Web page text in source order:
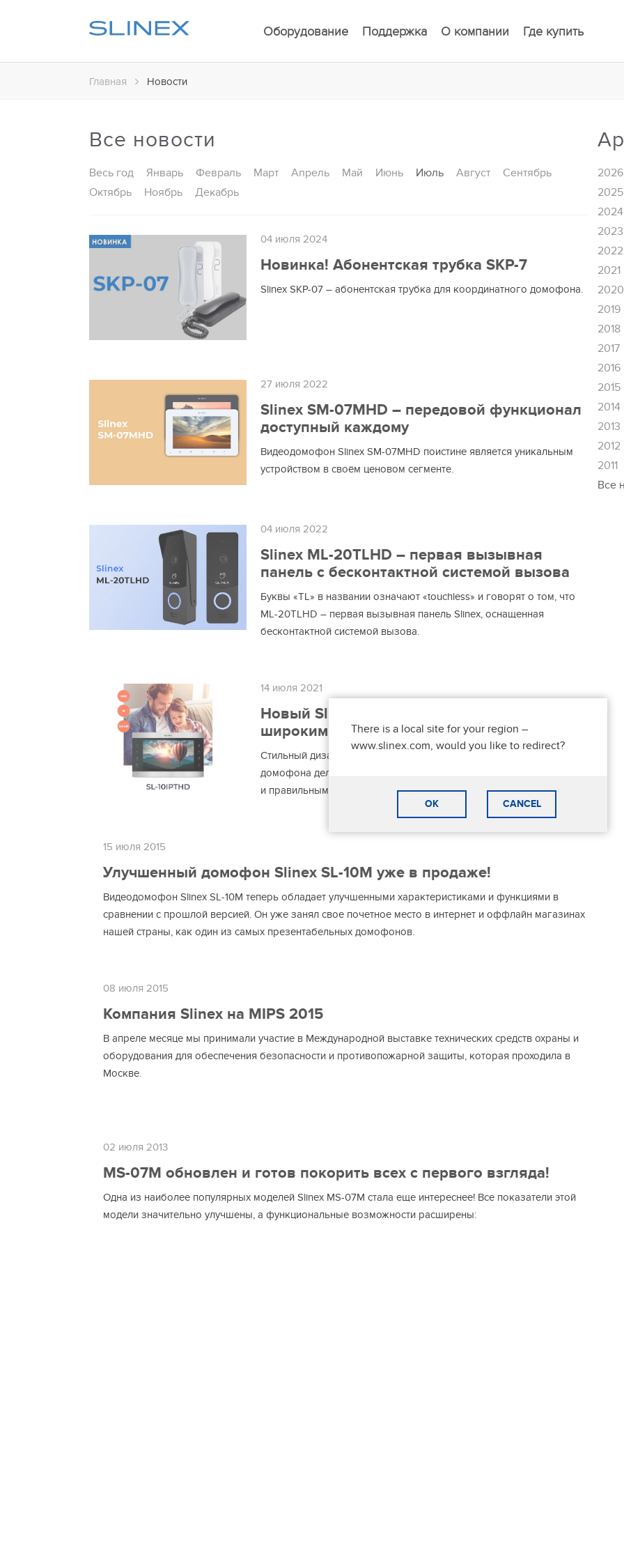
Оборудование Поддержка О компании Где купить
Главная Новости
Все новости
Весь год Январь Февраль Март Апрель Май Июнь Июль Август
Сентябрь
Октябрь
Ноябрь Декабрь
04 июля 2024
Новинка! Абонентская трубка SKP-7
Slinex SKP-07 – абонентская трубка для координатного домофона.
27 июля 2022
Slinex SM-07MHD – передовой функционал
доступный каждому
Видеодомофон Slinex SM-07MHD поистине является уникальным
устройством в своём ценовом сегменте.
04 июля 2022
Slinex ML-20TLHD – первая вызывная
панель с бесконтактной системой вызова
Буквы «TL» в названии означают «touchless» и говорят о том, что
ML-20TLHD – первая вызывная панель Slinex, оснащенная
бесконтактной системой вызова.
14 июля 2021
Новый Slinex SL-10IPTHD: видеодомофон с
широкими возможностями!
Стильный дизайн и широкий набор важнейших функций для
домофона делает выбор Slinex SL-10IPTHD максимально простым
и правильным.
15 июля 2015
Улучшенный домофон Slinex SL-10M уже в продаже!
Видеодомофон Slinex SL-10M теперь обладает улучшенными характеристиками и функциями в
сравнении с прошлой версией. Он уже занял свое почетное место в интернет и оффлайн магазинах
нашей страны, как один из самых презентабельных домофонов.
08 июля 2015
Компания Slinex на MIPS 2015
В апреле месяце мы принимали участие в Международной выставке технических средств охраны и
оборудования для обеспечения безопасности и противопожарной защиты, которая проходила в
Москве.
02 июля 2013
MS-07M обновлен и готов покорить всех с первого взгляда!
Одна из наиболее популярных моделей Slinex MS-07M стала еще интереснее! Все показатели этой
модели значительно улучшены, а функциональные возможности расширены:
2026
2025
2024
2023
2022
2021
2020
2019
2018
2017
2016
2015
2014
2013
2012
2011
Все
There is a local site for your region –
www.slinex.com, would you like to redirect?
OK CANCEL